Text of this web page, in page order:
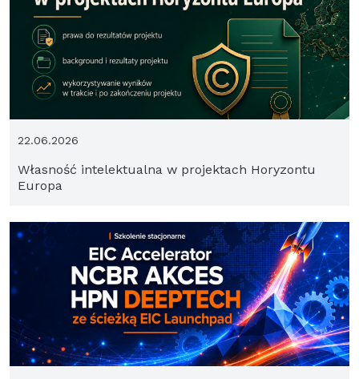
Własność intelektualna w projektach Horyzontu
Europa
22.06.2026